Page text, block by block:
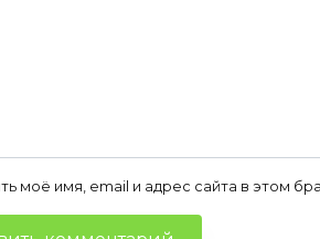
моё имя, email и адрес сайта в этом